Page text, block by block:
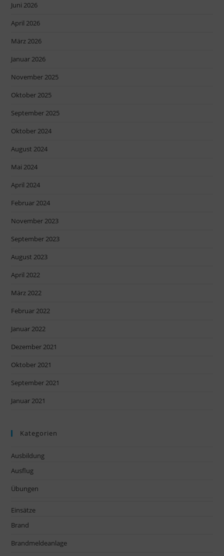
Juni 2026
April 2026
März 2026
Januar 2026
November 2025
Oktober 2025
September 2025
Oktober 2024
August 2024
Mai 2024
April 2024
Februar 2024
November 2023
September 2023
August 2023
April 2022
März 2022
Februar 2022
Januar 2022
Dezember 2021
Oktober 2021
September 2021
Januar 2021
Kategorien
Ausbildung
Ausflug
Übungen
Einsätze
Brand
Brandmeldeanlage